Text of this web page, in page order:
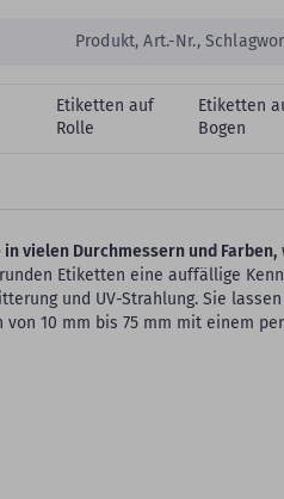
Etiketten auf
Rolle
Etiketten
Bogen
vielen Durchmessern und Farben,
Etiketten eine auffällige
und UV-Strahlung. Sie
10 mm bis 75 mm mit einem